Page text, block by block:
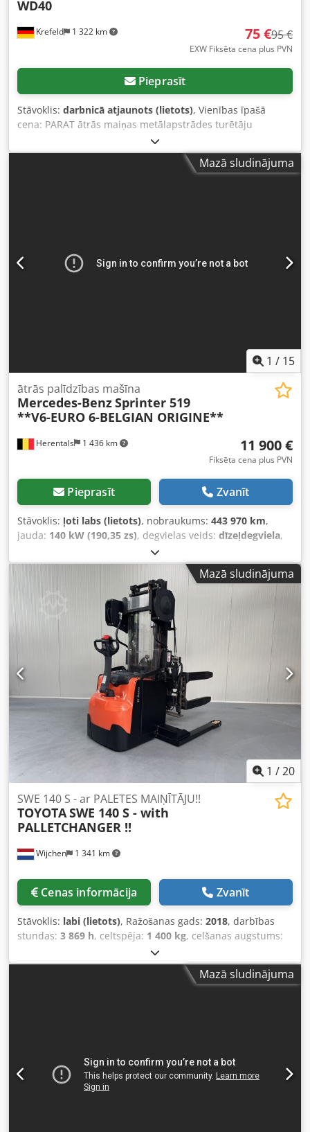
Krefeld 1 322 km
WD40
75 €95 €
EXW Fiksēta cena plus PVN
Pieprasīt
Stāvoklis: darbnicā atjaunots (lietots), Vienības īpašā
cena: PARAT ātrās maiņas metālapstrādes turētāju
uzgaļiem raksturīga augsta pozicionēšanas un
atkārtojamības precizitāte. Šīs virpas tērauda turētāju
ligzdas ir ļoti stabilas un ar zemu vibrāciju līmeni. Virpas
Mazā sludinājuma
1 / 15
Herentals 1 436 km
ātrās palīdzības mašīna
Mercedes-BenzSprinter 519
**V6-EURO 6-BELGIAN ORIGINE**
11 900 €
Fiksēta cena plus PVN
Pieprasīt Zvanīt
Stāvoklis: ļoti labs (lietots), nobraukums: 443 970 km,
jauda: 140 kW (190,35 zs), degvielas veids: dīzeļdegviela,
automātisks
pirmā reģistrācija:06/2014, emisijas klase:Euro 6, krāsa:
2014, Mazā sludinājuma
1 /20
Wijchen 1 341 km
SWE 140 S - ar PALETES MAIŅĪTĀJU!!
TOYOTASWE 140 S - with
PALLETCHANGER !!
Cenas informācija Zvanīt
Stāvoklis: labi (lietots), Ražošanas gads: 2018, darbības
stundas: 3 869 h, celtspēja: 1 400 kg, celšanas augstums:
elektrisks
duplekss, būvniecības augstums:2 000 mm, Opcijas: ĻOTI
unikāls PLATSLIEŽU modelis aprīkots ar PALETESMazā sludinājuma